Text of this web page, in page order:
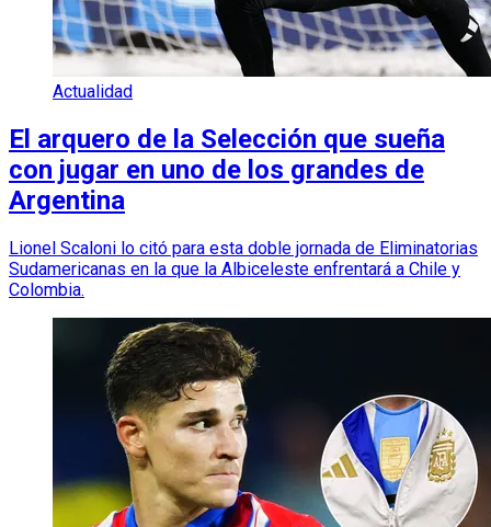
Actualidad
El arquero de la Selección que sueña
con jugar en uno de los grandes de
Argentina
Lionel Scaloni lo citó para esta doble jornada de Eliminatorias
Sudamericanas en la que la Albiceleste enfrentará a Chile y
Colombia.